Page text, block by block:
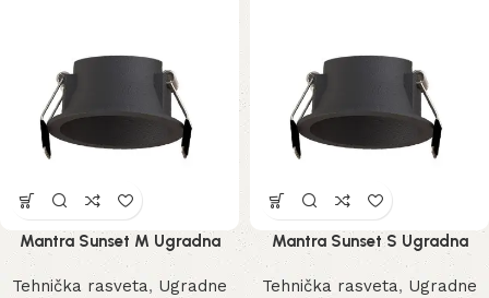
Mantra Sunset M Ugradna
Lampa
Tehnička rasveta, Ugradne
Mantra Sunset S Ugradna
Lampa
Tehnička rasveta, Ugradne